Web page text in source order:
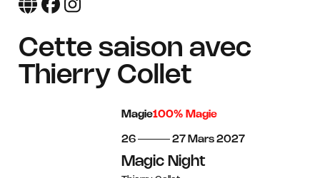
Cette saison avec
Thierry Collet
Magie100% Magie
du
26 au
27 mars
Mars 2027
Magic Night